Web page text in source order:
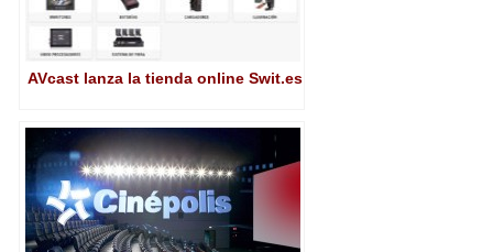
AVcast lanza la tienda online Swit.es